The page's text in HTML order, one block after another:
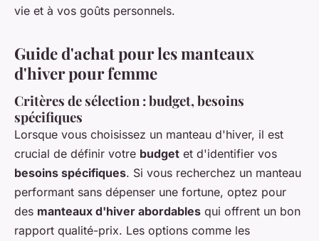
vie et à vos goûts personnels.
Guide d'achat pour les manteaux
d'hiver pour femme
Critères de sélection : budget, besoins
spécifiques
Lorsque vous choisissez un manteau d'hiver, il est
crucial de définir votre budget et d'identifier vos
besoins spécifiques. Si vous recherchez un manteau
performant sans dépenser une fortune, optez pour
des manteaux d'hiver abordables qui offrent un bon
rapport qualité-prix. Les options comme les